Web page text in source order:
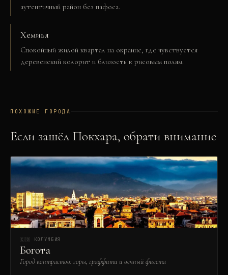
аутентичный район без пафоса.
Хемиья
Спокойный жилой квартал на окраине, где чувствуется
деревенский колорит и близость к рисовым полям.
ПОХОЖИЕ ГОРОДА
Если зашёл Покхара, обрати внимание
🇨🇴 КОЛУМБИЯ
Богота
Город контрастов: горы, граффити и вечный фиеста